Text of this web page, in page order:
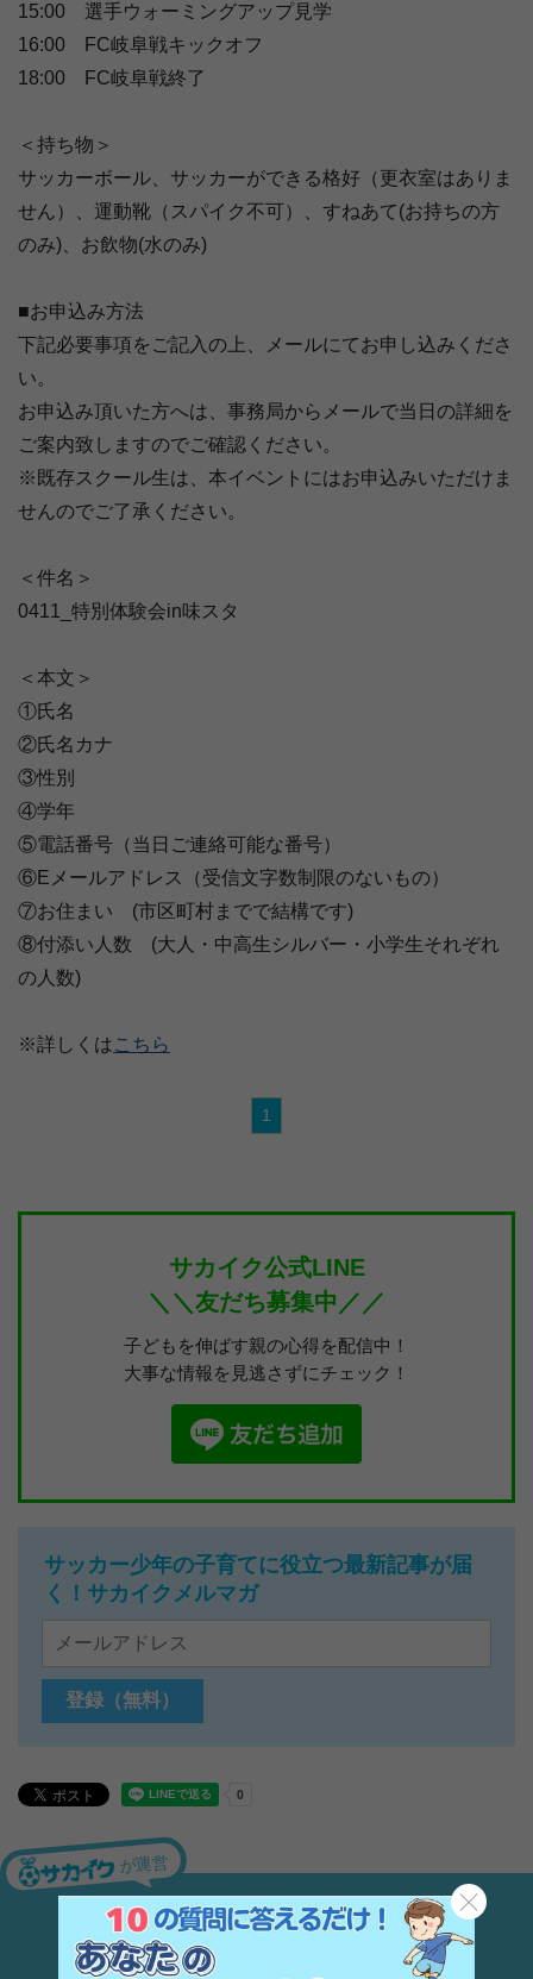
15:00 選手ウォーミングアップ見学
16:00 FC岐阜戦キックオフ
18:00 FC岐阜戦終了
＜持ち物＞
サッカーボール、サッカーができる格好（更衣室はありま
せん）、運動靴（スパイク不可）、すねあて(お持ちの方
のみ)、お飲物(水のみ)
■お申込み方法
下記必要事項をご記入の上、メールにてお申し込みくださ
い。
お申込み頂いた方へは、事務局からメールで当日の詳細を
ご案内致しますのでご確認ください。
※既存スクール生は、本イベントにはお申込みいただけま
せんのでご了承ください。
＜件名＞
0411_特別体験会in味スタ
＜本文＞
①氏名
②氏名カナ
③性別
④学年
⑤電話番号（当日ご連絡可能な番号）
⑥Eメールアドレス（受信文字数制限のないもの）
⑦お住まい (市区町村までで結構です)
⑧付添い人数 (大人・中高生シルバー・小学生それぞれ
の人数)
※詳しくはこちら
1
サカイク公式LINE
＼＼友だち募集中／／
子どもを伸ばす親の心得を配信中！
大事な情報を見逃さずにチェック！
サッカー少年の子育てに役立つ最新記事が届
く！サカイクメルマガ
が運営
ここだけの特別な商品がある
サッカーセレクトショップ！